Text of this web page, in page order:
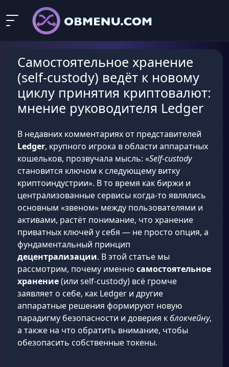
Самостоятельное хранение
(self-custody) ведёт к новому
циклу принятия криптовалют:
мнение руководителя Ledger
В недавних комментариях от представителей
Ledger, крупного игрока в области аппаратных
кошельков, прозвучала мысль: «Self-custody
становится ключом к следующему витку
криптоиндустрии». В то время как биржи и
централизованные сервисы когда-то являлись
основным «звеном» между пользователями и
активами, растёт понимание, что хранение
приватных ключей у себя — не просто опция, а
фундаментальный принцип
децентрализации. В этой статье мы
рассмотрим, почему именно самостоятельное
хранение(или self-custody) всё громче
заявляет о себе, как Ledger и другие
аппаратные решения формируют новую
парадигму безопасности и доверия кблокчейну,
а также на что обратить внимание, чтобы
обезопасить собственные токены.